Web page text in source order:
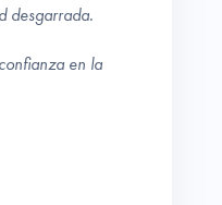
desgarrada.
en la